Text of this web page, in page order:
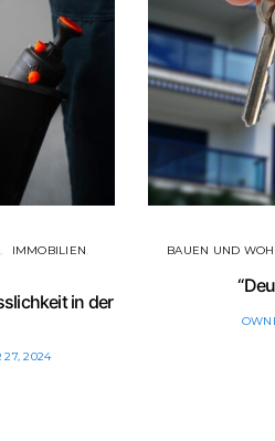
IMMOBILIEN
in der
27, 2024
BAUEN UND